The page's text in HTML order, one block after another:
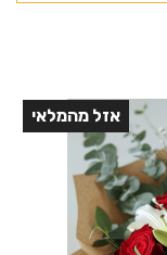
אזל מהמלאי